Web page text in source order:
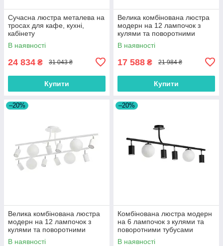
Сучасна люстра металева на
тросах для кафе, кухні,
кабінету
В наявності
24 834 ₴ 31 043 ₴
Купити
Велика комбінована люстра
модерн на 12 лампочок з
кулями та поворотними
тубусами
В наявності
17 588 ₴ 21 984 ₴
Купити
–20%
Велика комбінована люстра
модерн на 12 лампочок з
кулями та поворотними
тубусами
В наявності
–20%
Комбінована люстра модерн
на 6 лампочок з кулями та
поворотними тубусами
В наявності